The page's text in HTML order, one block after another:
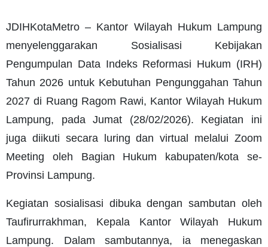
JDIHKotaMetro – Kantor Wilayah Hukum Lampung
menyelenggarakan Sosialisasi Kebijakan
Pengumpulan Data Indeks Reformasi Hukum (IRH)
Tahun 2026 untuk Kebutuhan Pengunggahan Tahun
2027 di Ruang Ragom Rawi, Kantor Wilayah Hukum
Lampung, pada Jumat (28/02/2026). Kegiatan ini
juga diikuti secara luring dan virtual melalui Zoom
Meeting oleh Bagian Hukum kabupaten/kota se-
Provinsi Lampung.
Kegiatan sosialisasi dibuka dengan sambutan oleh
Taufirurrakhman, Kepala Kantor Wilayah Hukum
Lampung. Dalam sambutannya, ia menegaskan